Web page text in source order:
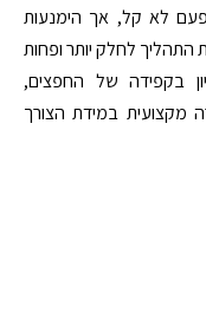
לא קל, אך הימנעות
התהליך לחלק יותר ופחות
בקפידה של החפצים,
מקצועית במידת הצורך